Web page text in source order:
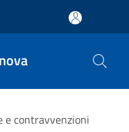
e contravvenzioni